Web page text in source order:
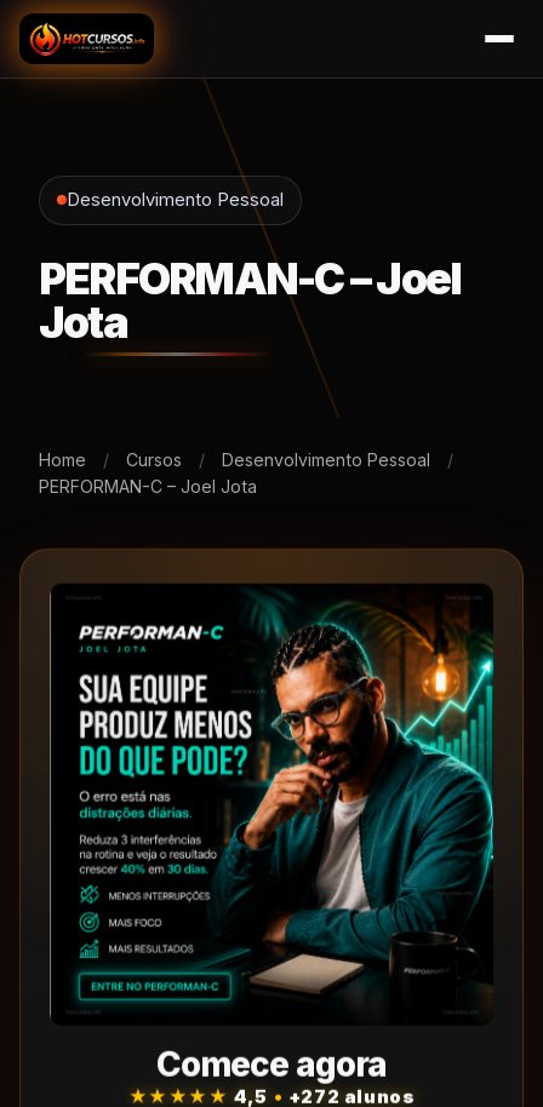
Desenvolvimento Pessoal
PERFORMAN-C – Joel
Jota
Home / Cursos / Desenvolvimento Pessoal
/
PERFORMAN-C – Joel Jota
Comece agora
★★★★★4,5 • +272 alunos